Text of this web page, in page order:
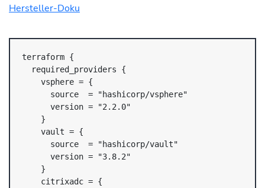
Hersteller-Doku
terraform {
  required_providers {
    vsphere = {
      source  = "hashicorp/vsphere"
      version = "2.2.0"
    }
    vault = {
      source  = "hashicorp/vault"
      version = "3.8.2"
    }
    citrixadc = {